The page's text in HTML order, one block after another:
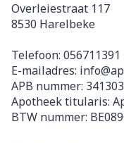
Overleiestraat 117
8530 Harelbeke
Telefoon: 056711391
E-mailadres: info@
APB nummer: 341303
Apotheek titularis:
BTW nummer: